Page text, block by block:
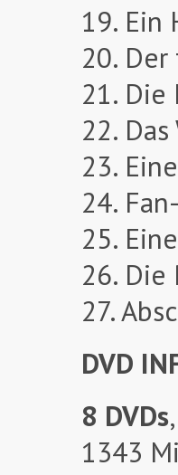
19. Ein
20.
21. Die
22.
23.
24.
25.
26. Die
27.
DVD
8 DVDs,
1343